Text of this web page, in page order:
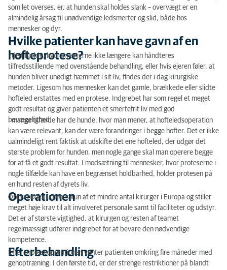
som let overses, er, at hunden skal holdes slank – overvægt er en
almindelig årsag til unødvendige ledsmerter og slid, både hos
mennesker og dyr.
Hvilke patienter kan have gavn af en
hofteprotese?
I de tilfælde, hvor smerterne ikke længere kan håndteres
tilfredsstillende med ovenstående behandling, eller hvis ejeren føler, at
hunden bliver unødigt hæmmet i sit liv, findes der i dag kirurgiske
metoder. Ligesom hos mennesker kan det gamle, brækkede eller slidte
hofteled erstattes med en protese. Indgrebet har som regel et meget
godt resultat og giver patienten et smertefrit liv med god
bevægelighed.
I mange tilfælde har de hunde, hvor man mener, at hofteledsoperation
kan være relevant, kan der være forandringer i begge hofter. Det er ikke
ualmindeligt rent faktisk at udskifte det ene hofteled, der udgør det
største problem for hunden, men nogle gange skal man operere begge
for at få et godt resultat. I modsætning til mennesker, hvor proteserne i
nogle tilfælde kan have en begrænset holdbarhed, holder protesen på
en hund resten af dyrets liv.
Operationen
Operationen udføres kun af et mindre antal kirurger i Europa og stiller
meget høje krav til alt involveret personale samt til faciliteter og udstyr.
Det er af største vigtighed, at kirurgen og resten af teamet
regelmæssigt udfører indgrebet for at bevare den nødvendige
kompetence.
Efterbehandling
Efter proteseoperationen venter patienten omkring fire måneder med
genoptræning. I den første tid, er der strenge restriktioner på blandt